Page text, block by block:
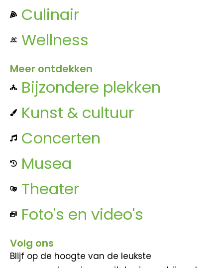
Culinair
Wellness
Meer ontdekken
Bijzondere plekken
Kunst & cultuur
Concerten
Musea
Theater
Foto's en video's
Volg ons
Blijf op de hoogte van de leukste